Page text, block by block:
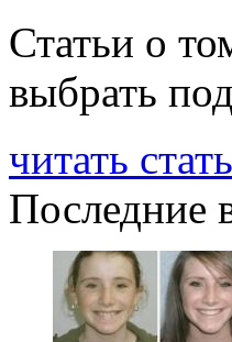
Статьи о
выбрать
читать
Последние